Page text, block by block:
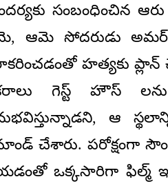
సంబంధించిన
ఆమె సోదరుడు అమర్
హత్యకు ప్లాన్
గెస్ట్ హౌస్
ఆ
చేశారు. పరోక్షంగా
ఒక్కసారిగా ఫిల్మ్